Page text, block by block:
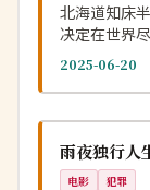
北海道知床
决定在世界
2025-06-20
中国
雨夜独行人
电影 犯罪